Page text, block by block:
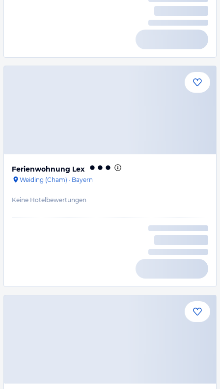
Ferienwohnung Lex
Weiding (Cham) · Bayern
Keine Hotelbewertungen